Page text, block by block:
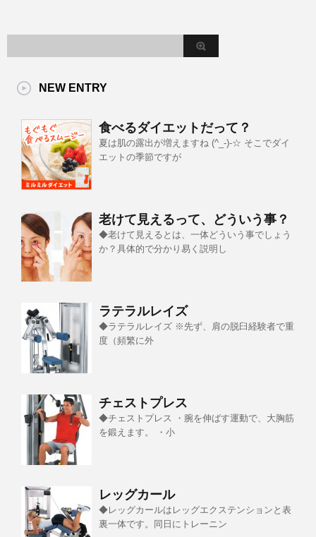
NEW ENTRY
食べるダイエットだって？
夏は肌の露出が増えますね (^_-)-☆ そこでダイ
エットの季節ですが
老けて見えるって、どういう事？
◆老けて見えるとは、一体どういう事でしょう
か？具体的で分かり易く説明し
ラテラルレイズ
◆ラテラルレイズ ※先ず、肩の脱臼経験者で重
度（頻繁に外
チェストプレス
◆チェストプレス ・腕を伸ばす運動で、大胸筋
を鍛えます。 ・小
レッグカール
◆レッグカールはレッグエクステンションと表
裏一体です。同日にトレーニン